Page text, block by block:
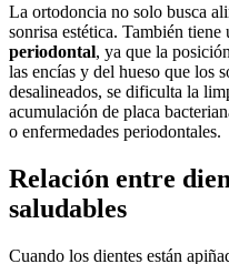
La ortodoncia no solo busca
sonrisa estética. También
periodontal, ya que la
las encías y del hueso que los
desalineados, se dificulta la
acumulación de placa
o enfermedades periodontales.
Relación entre
saludables
Cuando los dientes están